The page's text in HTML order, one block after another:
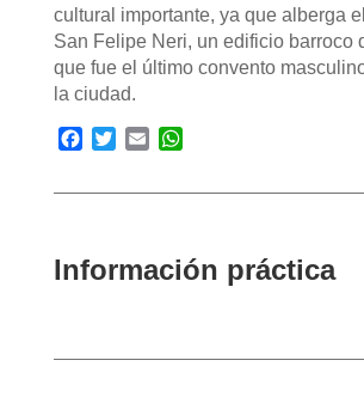
cultural importante, ya que alberga
San Felipe Neri, un edificio barroco
que fue el último convento
la ciudad.
Facebook
TwitterEmail
Información práctica